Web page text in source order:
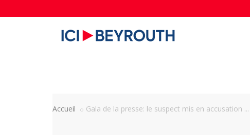
Accueil Gala de la presse: le suspect mis en accusation ...